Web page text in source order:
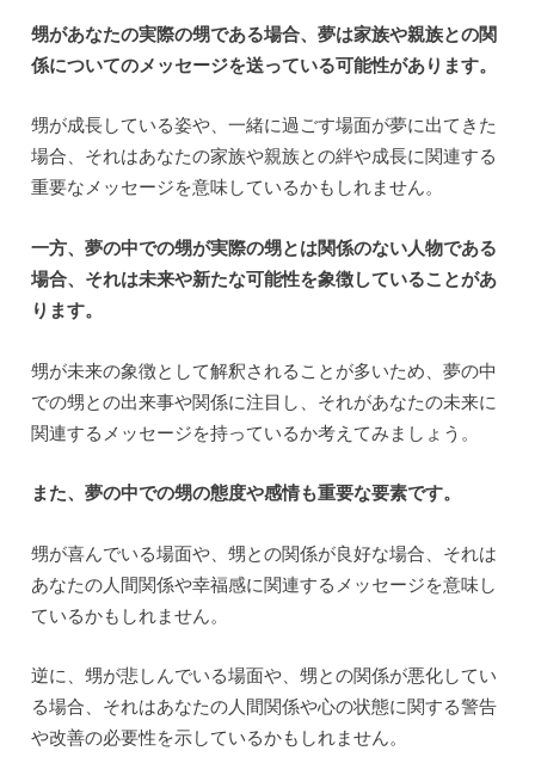
甥があなたの実際の甥である場合、夢は家族や親族との関
係についてのメッセージを送っている可能性があります。
甥が成長している姿や、一緒に過ごす場面が夢に出てきた
場合、それはあなたの家族や親族との絆や成長に関連する
重要なメッセージを意味しているかもしれません。
一方、夢の中での甥が実際の甥とは関係のない人物である
場合、それは未来や新たな可能性を象徴していることがあ
ります。
甥が未来の象徴として解釈されることが多いため、夢の中
での甥との出来事や関係に注目し、それがあなたの未来に
関連するメッセージを持っているか考えてみましょう。
また、夢の中での甥の態度や感情も重要な要素です。
甥が喜んでいる場面や、甥との関係が良好な場合、それは
あなたの人間関係や幸福感に関連するメッセージを意味し
ているかもしれません。
逆に、甥が悲しんでいる場面や、甥との関係が悪化してい
る場合、それはあなたの人間関係や心の状態に関する警告
や改善の必要性を示しているかもしれません。